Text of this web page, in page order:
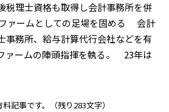
税理士資格も取得し会計事務所を併
ァームとしての足場を固める 会計
事務所、給与計算代行会社などを有
ァームの陣頭指揮を執る。 23年は
記事です。 （残り283文字）